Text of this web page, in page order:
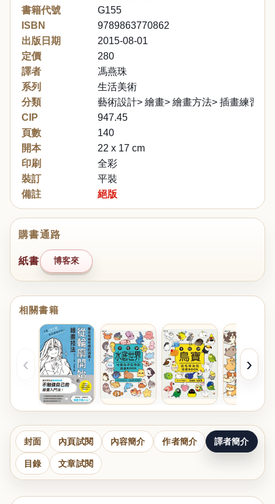
書籍代號
G155
ISBN
9789863770862
出版日期
2015-08-01
定價
280
譯者
馮燕珠
系列
生活美術
分類
藝術設計> 繪畫> 繪畫方法> 插畫練習
CIP
947.45
頁數
140
開本
22 x 17 cm
印刷
全彩
裝訂
平裝
備註
絕版
購書通路
紙書 博客來
相關書籍
‹ ›
封面 內頁試閱 內容簡介 作者簡介 譯者簡介
目錄 文章試閱